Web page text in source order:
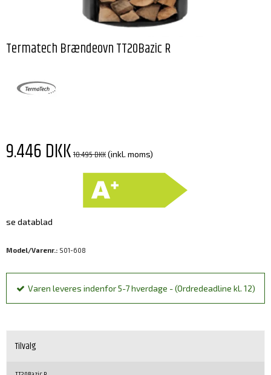
Termatech Brændeovn TT20Bazic R
9.446 DKK10.495 DKK(inkl. moms)
se datablad
Model/Varenr.: S01-608
Varen leveres indenfor 5-7 hverdage - (Ordredeadline kl. 12)
Tilvalg